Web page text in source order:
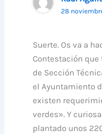
28
Suerte. Os va a
Contestación
de Sección
el Ayuntamiento
existen
verdes». Y
plantado unos